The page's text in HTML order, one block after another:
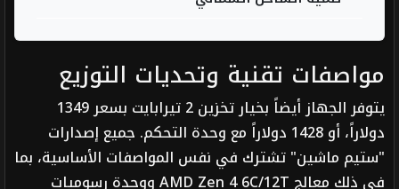
مواصفات تقنية وتحديات التوزيع
يتوفر الجهاز أيضاً بخيار تخزين 2 تيرابايت بسعر 1349
دولاراً، أو 1428 دولاراً مع وحدة التحكم. جميع إصدارات
"ستيم ماشين" تشترك في نفس المواصفات الأساسية، بما
في ذلك معالج AMD Zen 4 6C/12T ووحدة رسوميات